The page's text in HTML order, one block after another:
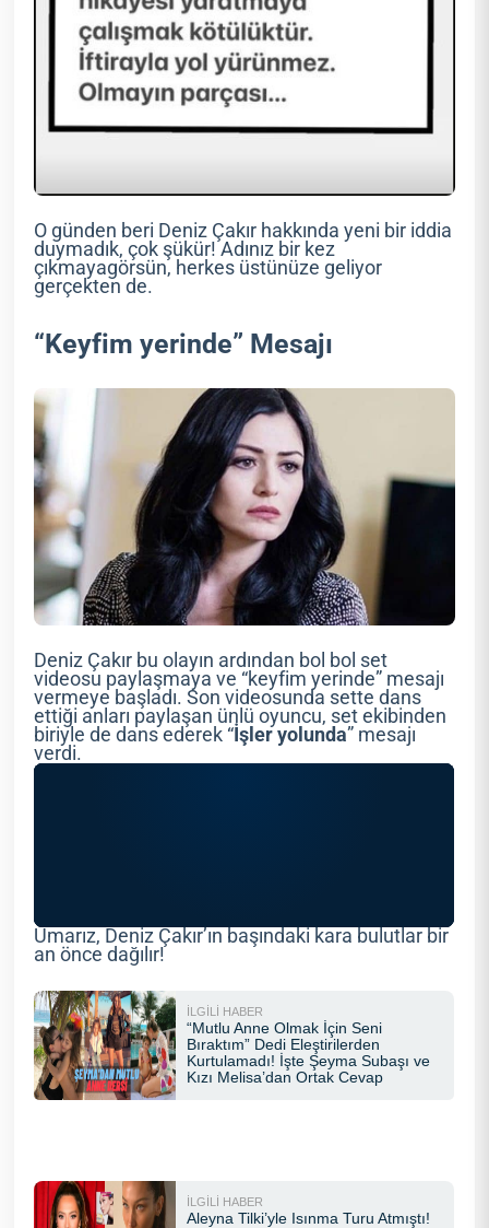
O günden beri Deniz Çakır hakkında yeni bir iddia
duymadık, çok şükür! Adınız bir kez
çıkmayagörsün, herkes üstünüze geliyor
gerçekten de.
“Keyfim yerinde” Mesajı
Deniz Çakır bu olayın ardından bol bol set
videosu paylaşmaya ve “keyfim yerinde” mesajı
vermeye başladı. Son videosunda sette dans
ettiği anları paylaşan ünlü oyuncu, set ekibinden
biriyle de dans ederek “ İşler yolunda” mesajı
verdi.
Umarız, Deniz Çakır’ın başındaki kara bulutlar bir
an önce dağılır!